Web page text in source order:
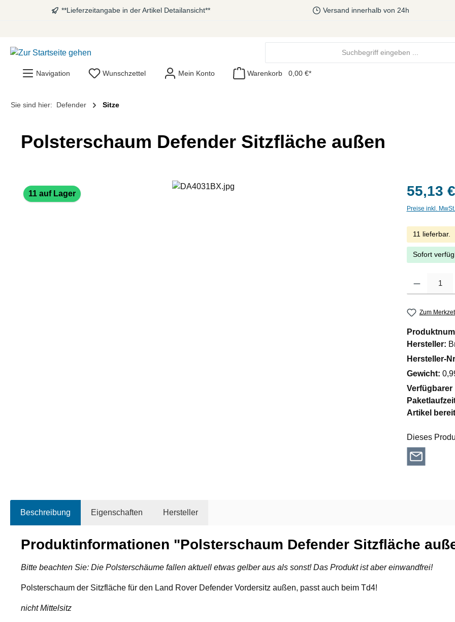
Zur Hauptnavigation springen
**Lieferzeitangabe in der Artikel Detailansicht** Versand innerhalb von 24h
Navigation Wunschzettel Mein Konto Warenkorb 0,00 €*
Sie sind hier: Defender Sitze
Polsterschaum Defender Sitzfläche außen
Bildergalerie überspringen
11 auf Lager
55,13
Preise inkl.
11 lieferbar.
Sofort
Zum
Hersteller:
Hersteller-
Gewicht:
Artikel
Dieses
Beschreibung Eigenschaften Hersteller
Produktinformationen "Polsterschaum Defender Sitzfläche
Bitte beachten Sie: Die Polsterschäume fallen aktuell etwas gelber aus als sonst! Das Produkt ist aber einwandfrei!
Polsterschaum der Sitzfläche für den Land Rover Defender Vordersitz außen, passt auch beim Td4!
nicht Mittelsitz